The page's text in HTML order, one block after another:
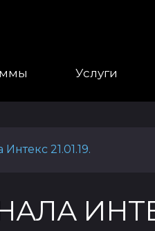
Услуги
21.01.19.